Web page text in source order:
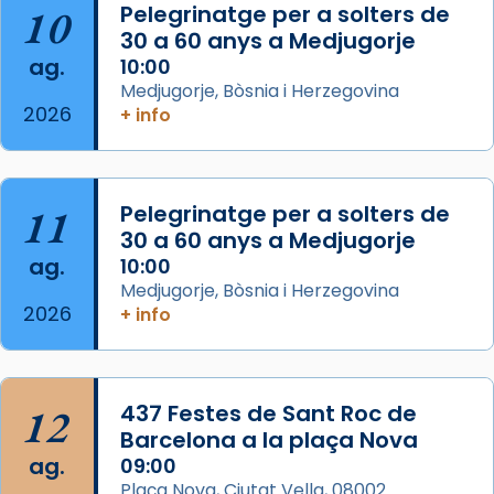
Aquest dilluns, 27 de juliol, ha tingut lloc la
missa d’acció de gràcies en agraïment al
comitè organitzador de la visita apostòlica
del Sant Pare Lleó XIV a Barcelona, i als
col·laboradors, a la Catedral de Barcelona.
concelebrat el bisbe auxiliar de Barcelona,
Mons. David Abadías.
📸 Dr. G. Simón
Photo
View on Facebook · Share
Arquebisbat de Barcelona
2 weeks ago
Memòria de les santes Juliana i
10
ag.
2026
Pelegrinatge per a solters de
30 a 60 anys a Medjugorje
10:00
Medjugorje, Bòsnia i Herzegovina
+ info
11
ag.
2026
Pelegrinatge per a solters de
30 a 60 anys a Medjugorje
10:00
Medjugorje, Bòsnia i Herzegovina
+ info
12
ag.
437 Festes de Sant Roc de
Barcelona a la plaça Nova
09:00